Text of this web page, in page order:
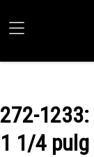
272-1233
1 1/4